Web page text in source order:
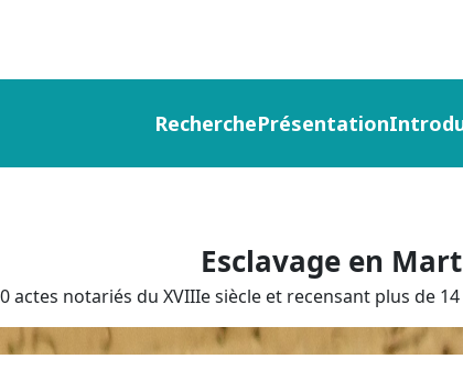
RecherchePrésentation
Esclavage en
actes notariés du XVIIIe siècle et recensant plus de